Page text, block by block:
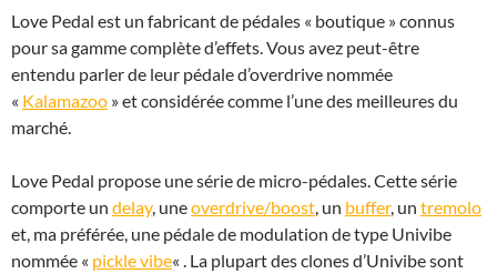
Love Pedal est un fabricant de pédales « boutique » connus
pour sa gamme complète d’effets. Vous avez peut-être
entendu parler de leur pédale d’overdrive nommée
« Kalamazoo » et considérée comme l’une des meilleures du
marché.
Love Pedal propose une série de micro-pédales. Cette série
comporte un delay, uneoverdrive/boost, un buffer, un tremolo
et, ma préférée, une pédale de modulation de type Univibe
nommée « pickle vibe« . La plupart des clones d’Univibe sont